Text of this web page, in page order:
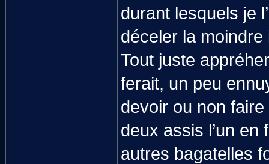
durant lesquels je
déceler la
Tout juste
ferait, un peu
devoir ou non
deux assis l’un en
autres bagatelles